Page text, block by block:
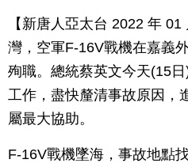
【新唐人亞太台 2022 年
灣，空軍F-16V戰機在嘉義
殉職。總統蔡英文今天(15
工作，盡快釐清事故原因，
屬最大協助。
F-16V戰機墜海，事故地點